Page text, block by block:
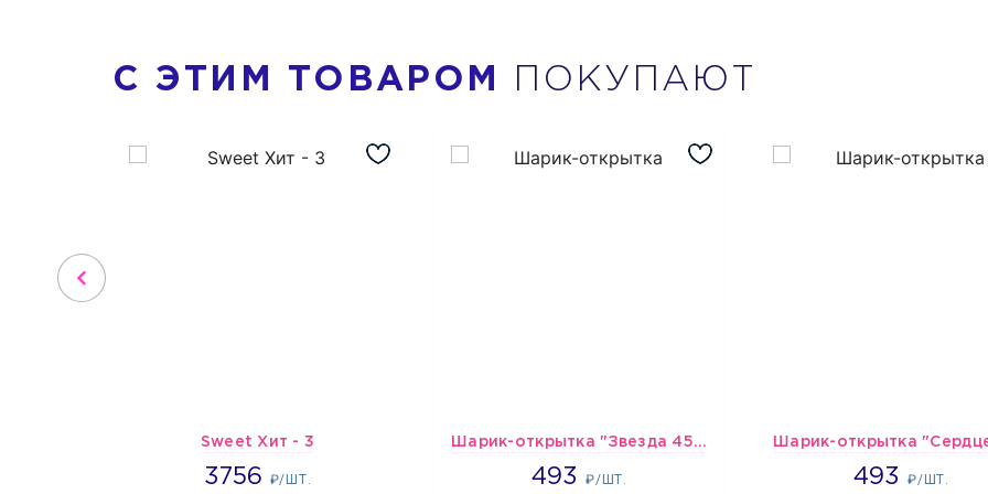
С ЭТИМ ТОВАРОМ ПОКУПАЮТ
Sweet Хит - 3
3756 ₽/ШТ.
3756 Шарик-открытка "Звезда 45 см" №1
493₽/ШТ.
493
493₽/ШТ.
493